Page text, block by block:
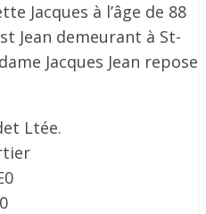
Jacques à l’âge de 88
Jean demeurant à St-
Jacques Jean repose
Ltée.